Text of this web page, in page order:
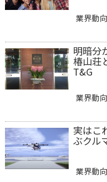
業界動向
明暗分
椿山荘
T&G
業界動向
実はこ
ぶクル
業界動向